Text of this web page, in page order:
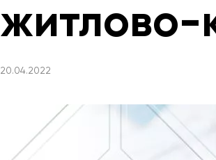
житлово-
20.04.2022